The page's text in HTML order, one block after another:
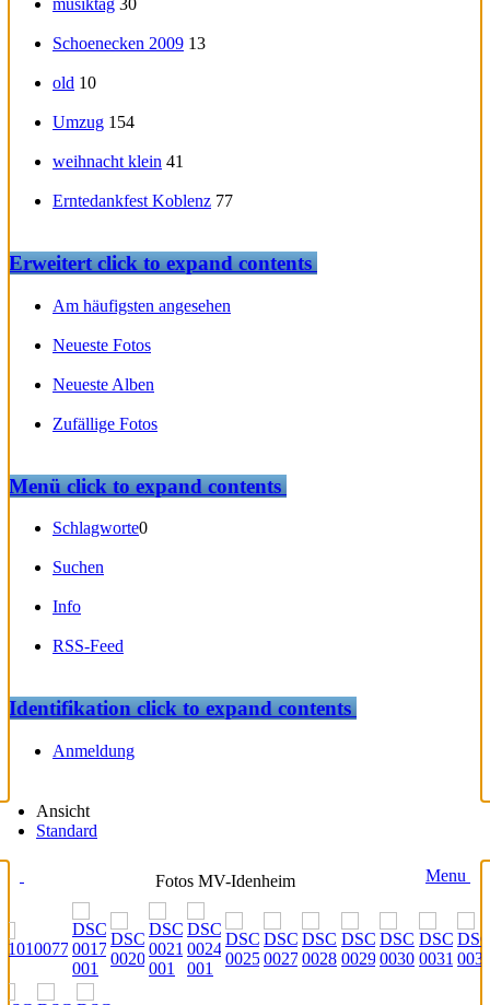
musiktag 30
Schoenecken 2009 13
old 10
Umzug 154
weihnacht klein 41
Erntedankfest Koblenz 77
Erweitertclick to expand contents
Am häufigsten angesehen
Neueste Fotos
Neueste Alben
Zufällige Fotos
Menüclick to expand contents
Schlagworte0
Suchen
Info
RSS-Feed
Identifikationclick to expand contents
Anmeldung
Ansicht
Standard
Fotos MV-Idenheim Menu